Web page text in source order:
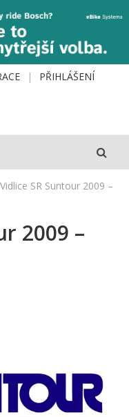
PŘIHLÁŠENÍ
Vidlice SR Suntour 2009 –
2009 –